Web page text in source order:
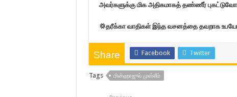
அவர்களுக்கு மிக அதிகமாகத் தண்ணீர்
💢தரீக்கா வாதிகள் இந்த வசனத்தை தவறாக
Share Facebook Twitter
Tags மின்ஹாஜுல் முஸ்லீம்